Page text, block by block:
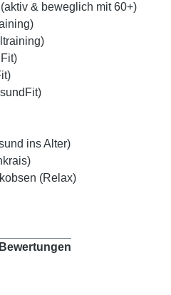
& beweglich mit 60+)
ins Alter)
(Relax)
Bewertungen